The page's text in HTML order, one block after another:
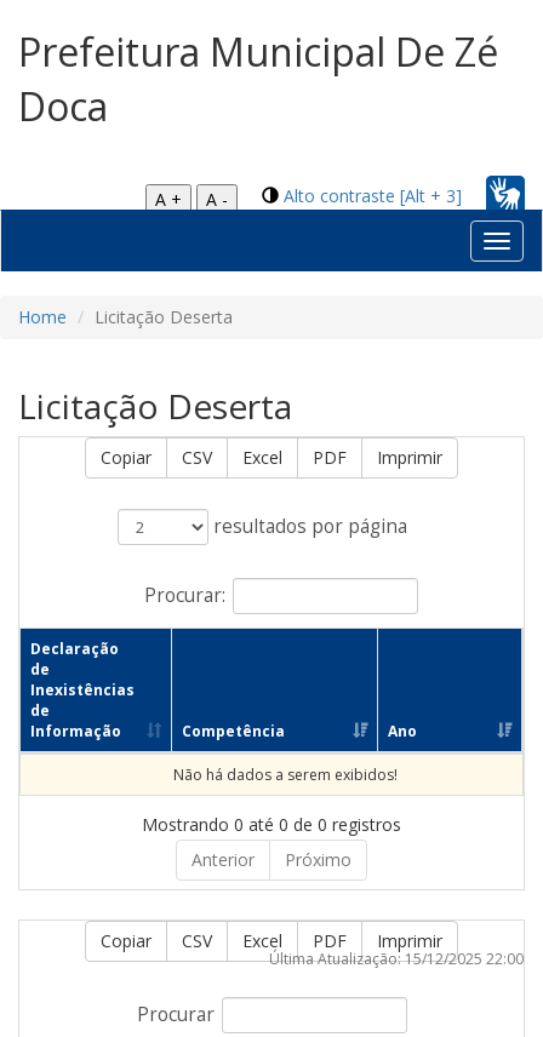
Prefeitura Municipal De Zé
Doca
Alto contraste [Alt + 3]
A +
A -
Home Licitação Deserta
Licitação Deserta
Copiar CSV Excel PDF Imprimir
resultados por página
Procurar:
Declaração
de
Inexistências
de
Informação
Competência Ano
Não há dados a serem exibidos!
Mostrando 0 até 0 de 0 registros
Anterior
Próximo
Copiar CSV Excel PDF Imprimir
Procurar
Última Atualização: 15/12/2025 22:00